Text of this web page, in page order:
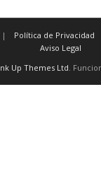
Política de Privacidad
Aviso Legal
Up Themes Ltd.